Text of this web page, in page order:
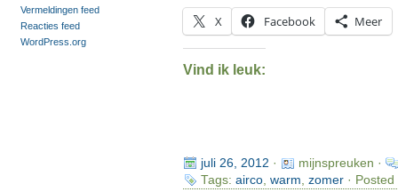
X Facebook Meer
Vind ik leuk:
juli 26, 2012 ·
mijnspreuken ·
Tags: airco, warm zomer·
Vermeldingen feed
Reacties feed
WordPress.org